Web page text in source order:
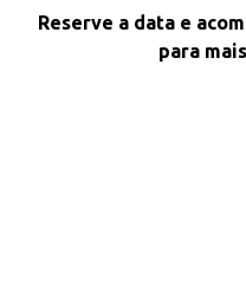
Reserve a data e
para